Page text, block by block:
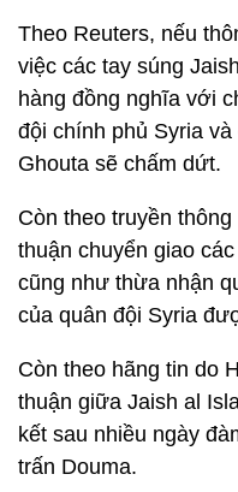
Theo Reuters, nếu
việc các tay súng
hàng đồng nghĩa với
đội chính phủ Syria
Ghouta sẽ chấm dứt.
Còn theo truyền
thuận chuyển giao
cũng như thừa nhận
của quân đội Syria
Còn theo hãng tin do
thuận giữa Jaish al
kết sau nhiều ngày
trấn Douma.